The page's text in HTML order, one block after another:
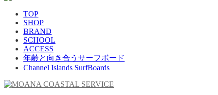
TOP
SHOP
BRAND
SCHOOL
ACCESS
年齢と向き合うサーフボード
Channel Islands SurfBoards